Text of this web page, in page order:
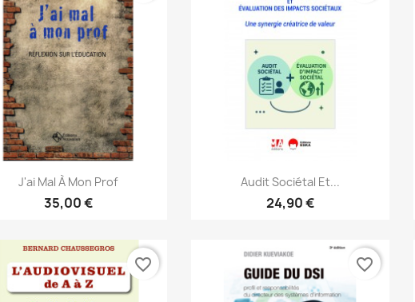
Aperçu rapide
J'ai Mal À Mon Prof
35,00 €
Aperçu rapide
Audit Sociétal Et...
24,90 €
favorite_border favorite_border